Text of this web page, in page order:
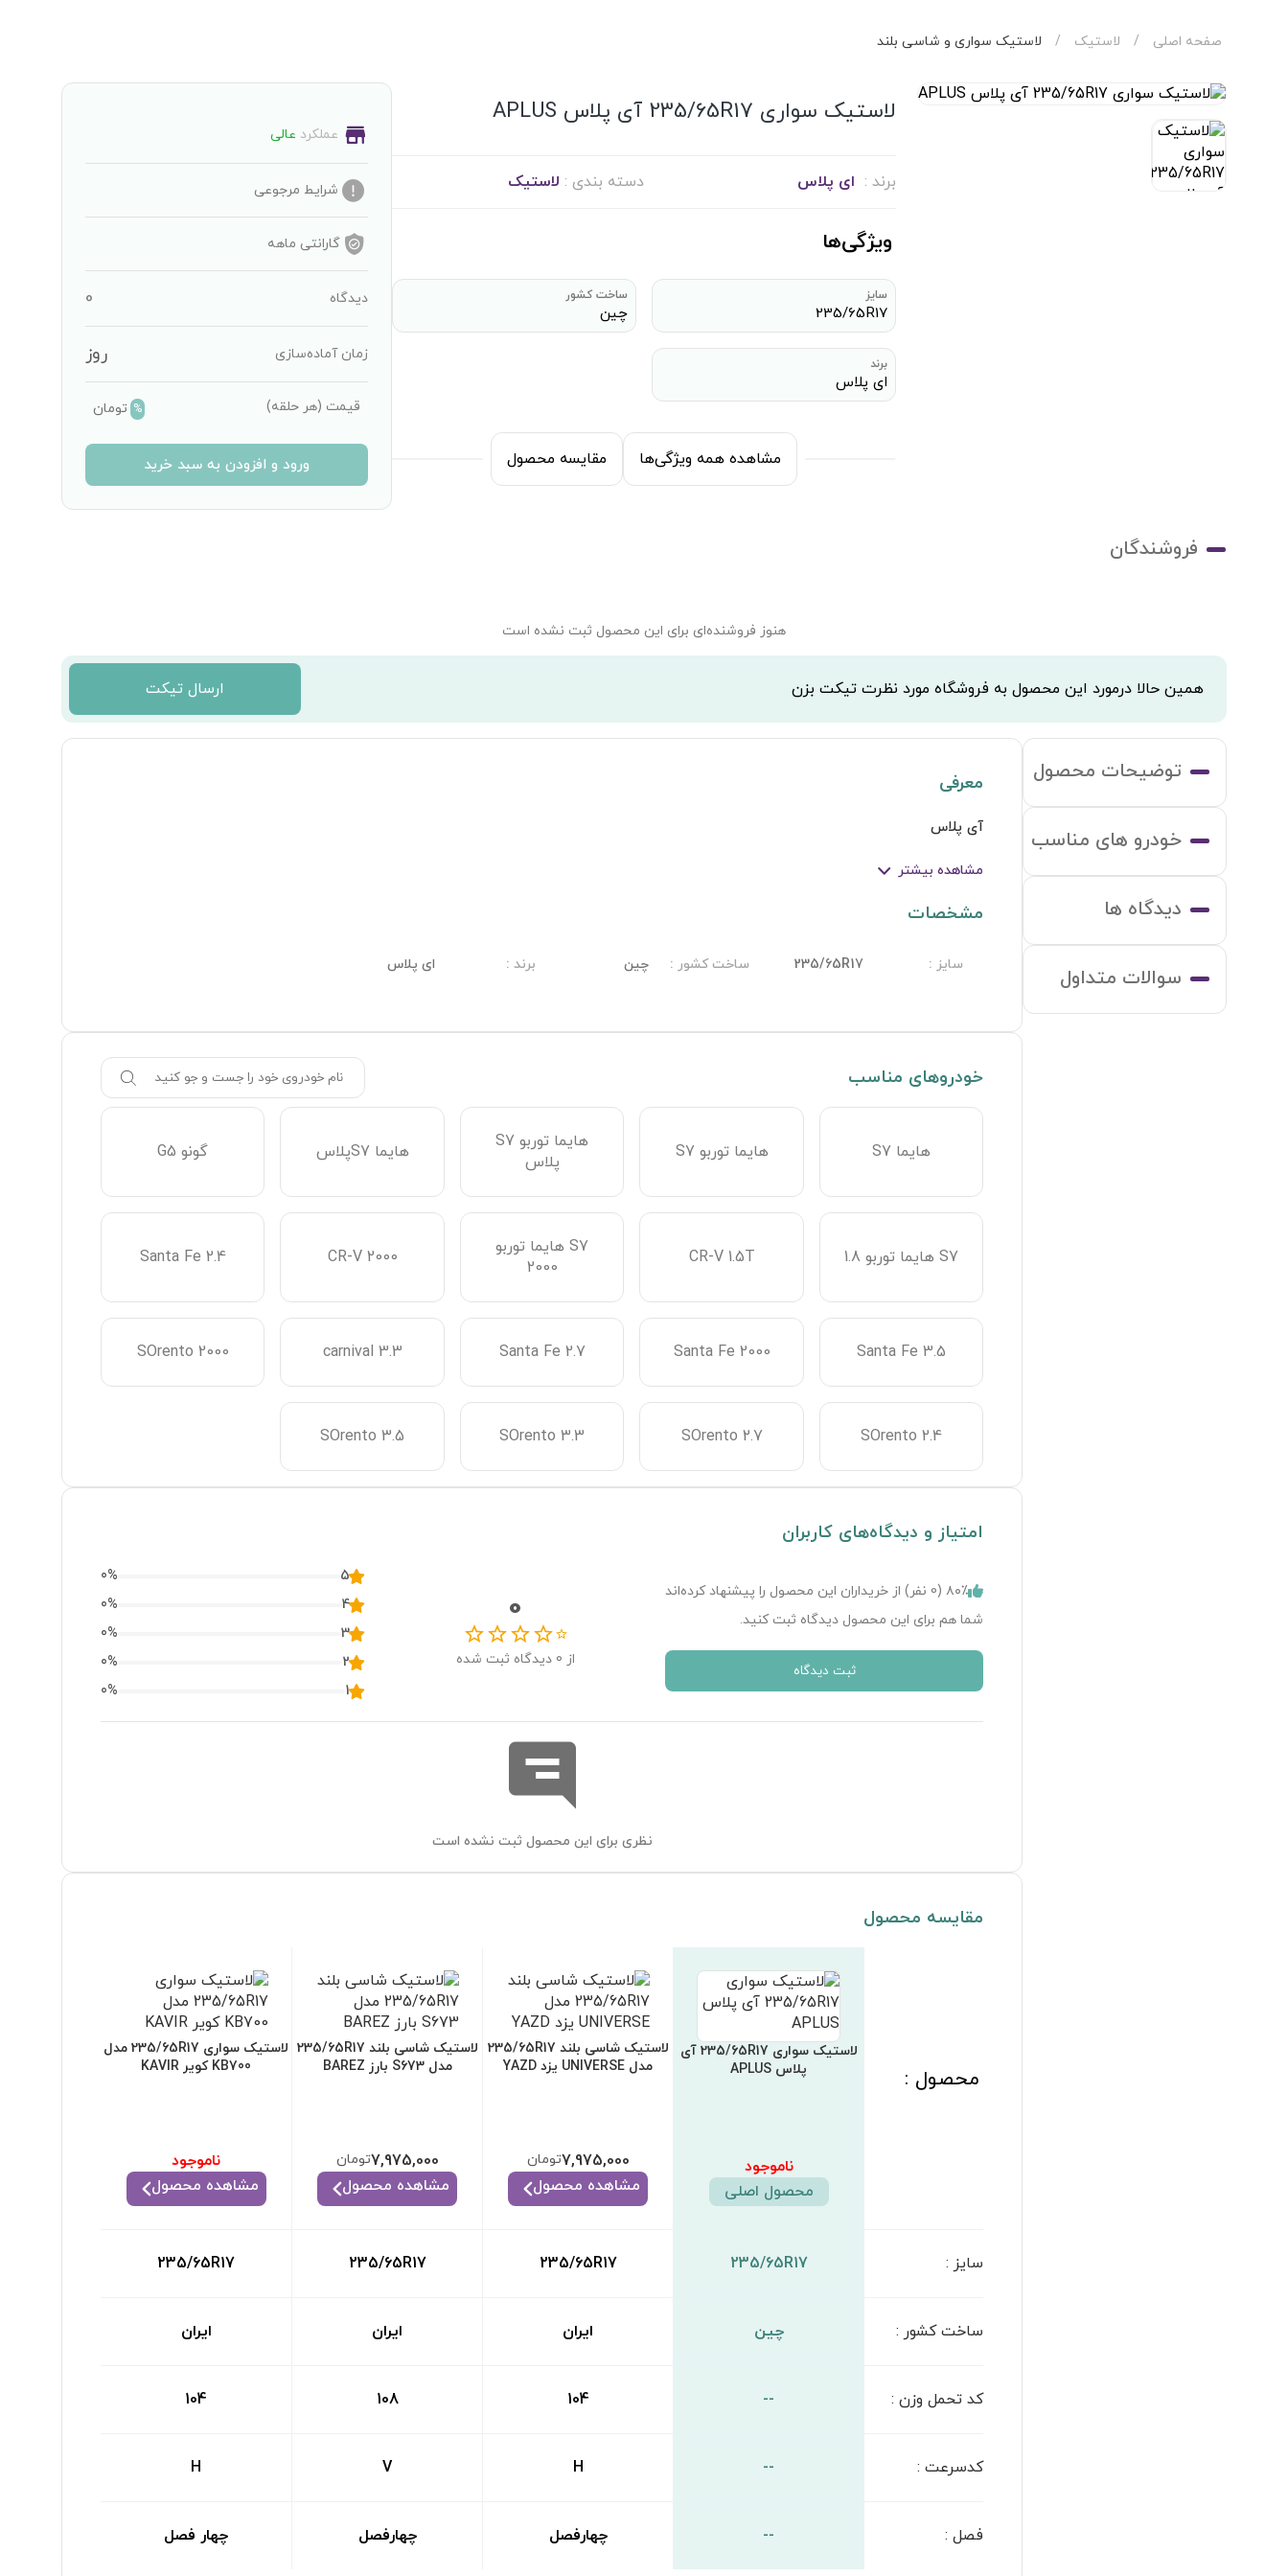
صفحه اصلی / لاستیک / لاستیک سواری و شاسی بلند
لاستیک سواری 235/65R17 آی پلاس APLUS
برند : ای پلاس دسته بندی : لاستیک
ویژگی‌ها
سایز
235/65R17
ساخت کشور
چین
برند
ای پلاس
مشاهده همه ویژگی‌ها مقایسه محصول
عملکرد عالی
شرایط مرجوعی
گارانتی ماهه
دیدگاه 0
زمان آماده‌سازی روز
قیمت (هر حلقه) % تومان
ورود و افزودن به سبد خرید
فروشندگان
هنوز فروشنده‌ای برای این محصول ثبت نشده است
همین حالا درمورد این محصول به فروشگاه مورد نظرت تیکت بزن ارسال تیکت
توضیحات محصول
خودرو های مناسب
دیدگاه ها
سوالات متداول
معرفی
آی پلاس
مشاهده بیشتر
مشخصات
سایز :
235/65R17 ساخت کشور : چین برند : ای پلاس
خودروهای مناسب
هایما S7 هایما توربو S7
هایما توربو S7
پلاس
هایما S7پلاس گونو G5
S7 هایما توربو 1.8 CR-V 1.5T
S7 هایما توربو
2000
CR-V 2000
Santa Fe 2.4
Santa Fe 3.5
Santa Fe 2000
Santa Fe 2.7
carnival 3.3
SOrento 2000
SOrento 2.4
SOrento 2.7
SOrento 3.3
SOrento 3.5
امتیاز و دیدگاه‌های کاربران
۸۰٪ ( 0 نفر) از خریداران این محصول را پیشنهاد کرده‌اند
شما هم برای این محصول دیدگاه ثبت کنید.
ثبت دیدگاه
0
از 0 دیدگاه ثبت شده
5
0%
4
0%
3
0%
2
0%
1
0%
نظری برای این محصول ثبت نشده است
مقایسه محصول
محصول :
لاستیک سواری 235/65R17 آی
پلاس APLUS
ناموجود
محصول اصلی
لاستیک شاسی بلند 235/65R17
مدل UNIVERSE یزد YAZD
7,975,000تومان
مشاهده محصول
لاستیک شاسی بلند 235/65R17
مدل S673 بارز BAREZ
7,975,000تومان
مشاهده محصول
لاستیک سواری 235/65R17 مدل
KB700 کویر KAVIR
ناموجود
مشاهده محصول
سایز :
235/65R17
235/65R17
235/65R17
235/65R17
ساخت کشور : چین ایران ایران ایران
کد تحمل وزن:
--
104
108
104
کدسرعت:
--
H
V
H
فصل:
-- چهارفصل چهارفصل چهار فصل